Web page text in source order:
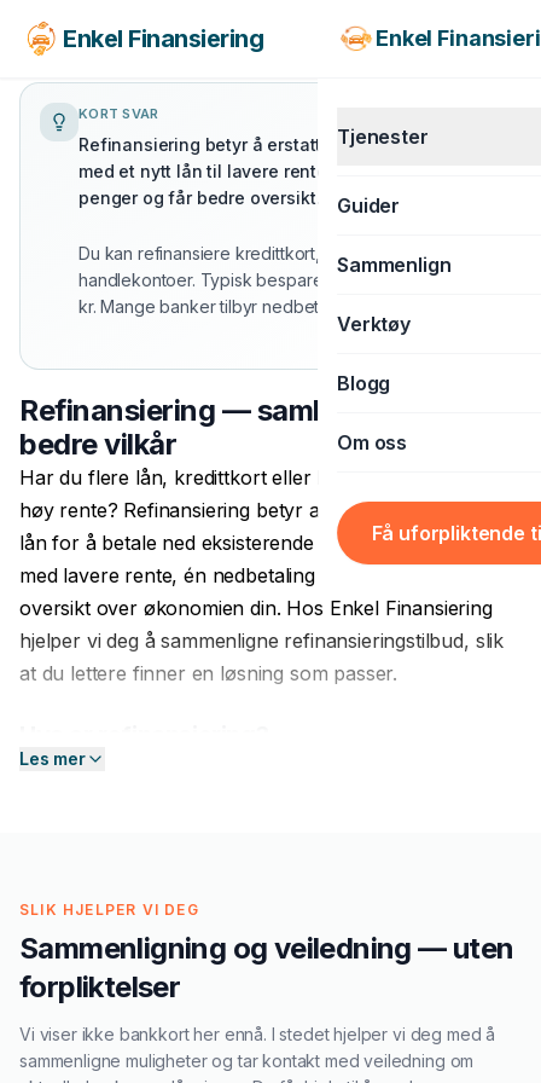
Enkel Finansiering Enkel
Tjenester
MC-lån
BOLIG & LIVSSTIL
Boliglån
Tannlege
GJELD &
Samlelån
Guider
Sammenlign
Verktøy
Blogg
Om oss
Få uforpliktende
KORT SVAR
Hva er refinansiering?
Refinansiering betyr å erstatte eksisterende gjeld
med et nytt lån til lavere rente — slik at du sparer
penger og får bedre oversikt.
Du kan refinansiere kredittkort, smålån og
handlekontoer. Typisk besparelse er 20 000–80 000
kr. Mange banker tilbyr nedbetalingstid på 1–15 år.
Refinansiering — samle dyr gjeld til
bedre vilkår
Har du flere lån, kredittkort eller handlekontoer med
høy rente? Refinansiering betyr at du tar opp ett nytt
lån for å betale ned eksisterende gjeld — og sitter igjen
med lavere rente, én nedbetaling per måned, og bedre
oversikt over økonomien din. Hos Enkel Finansiering
hjelper vi deg å sammenligne refinansieringstilbud, slik
at du lettere finner en løsning som passer.
Refinansiering innebærer at du erstatter ett eller flere
eller flere forbrukslån du ønsker å samle.
Hvem bør vurdere refinansiering?
Refinansiering lønner seg i flere tilfeller: Du har
Les mer
SLIK HJELPER VI DEG
Sammenligning og veiledning — uten
forpliktelser
Vi viser ikke bankkort her ennå. I stedet hjelper vi deg med å
sammenligne muligheter og tar kontakt med veiledning om